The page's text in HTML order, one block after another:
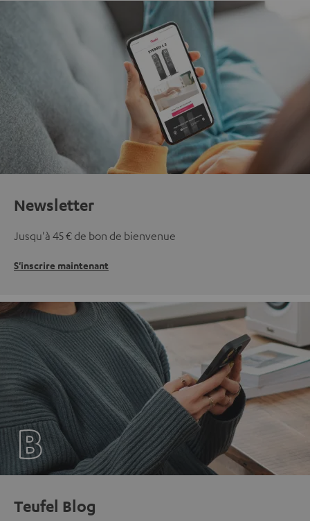
Newsletter
Jusqu'à 45 € de bon de bienvenue
S'inscrire maintenant
Teufel Blog